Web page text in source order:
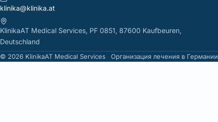
klinika@klinika.at
KlinikaAT Medical Services, PF 0851, 87600 Kaufbeuren,
Deutschland
© 2026 KlinikaAT Medical Services Организация лечения в Германии